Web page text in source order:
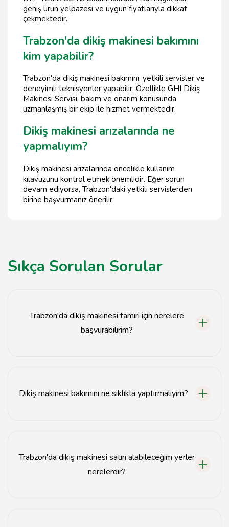
geniş ürün yelpazesi ve uygun fiyatlarıyla dikkat
çekmektedir.
Trabzon'da dikiş makinesi bakımını
kim yapabilir?
Trabzon'da dikiş makinesi bakımını, yetkili servisler ve
deneyimli teknisyenler yapabilir. Özellikle GHI Dikiş
Makinesi Servisi, bakım ve onarım konusunda
uzmanlaşmış bir ekip ile hizmet vermektedir.
Dikiş makinesi arızalarında ne
yapmalıyım?
Dikiş makinesi arızalarında öncelikle kullanım
kılavuzunu kontrol etmek önemlidir. Eğer sorun
devam ediyorsa, Trabzon'daki yetkili servislerden
birine başvurmanız önerilir.
Sıkça Sorulan Sorular
Trabzon'da dikiş makinesi tamiri için nerelere
başvurabilirim?
Dikiş makinesi bakımını ne sıklıkla yaptırmalıyım?
Trabzon'da dikiş makinesi satın alabileceğim yerler
nerelerdir?